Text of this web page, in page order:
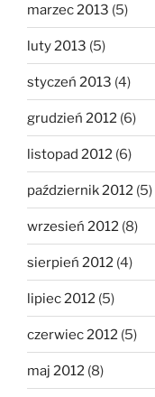
marzec 2013 (5)
luty 2013 (5)
styczeń 2013 (4)
grudzień 2012 (6)
listopad 2012 (6)
październik 2012 (5)
wrzesień 2012 (8)
sierpień 2012 (4)
lipiec 2012 (5)
czerwiec 2012 (5)
maj 2012 (8)